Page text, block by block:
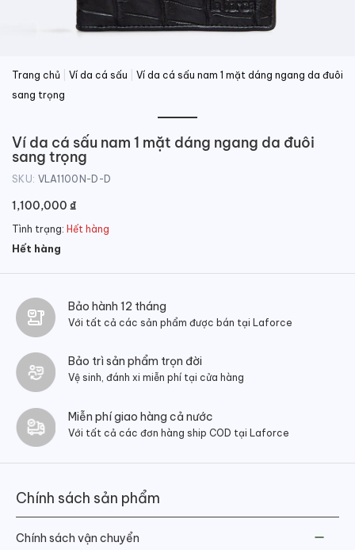
Trang chủ Ví da cá sấu
Ví da cá sấu nam 1 mặt dáng ngang da đuôi
sang trọng
Ví da cá sấu nam 1 mặt dáng ngang da đuôi
sang trọng
SKU: VLA1100N-D-D
1,100,000 ₫
Tình trạng: Hết hàng
Hết hàng
Bảo hành 12 tháng
Với tất cả các sản phẩm được bán tại Laforce
Bảo trì sản phẩm trọn đời
Vệ sinh, đánh xi miễn phí tại cửa hàng
Miễn phí giao hàng cả nước
Với tất cả các đơn hàng ship COD tại Laforce
Chính sách sản phẩm
Chính sách vận chuyển